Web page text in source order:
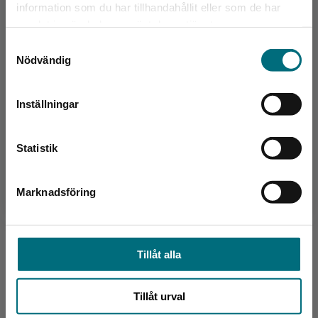
information som du har tillhandahållit eller som de har
Nödvändig
Inställningar
Statistik
Marknadsföring
Tillåt alla
Tillåt urval
Det verkar som att du besöker
Sverige. För att kunna slutföra ett köp måste
Tomas Dömstedt är född 1960 i Örebro och är
barn- och ungdomsboksförfattare, men skriver
numera i huvudsak faktaböcker och biografier.